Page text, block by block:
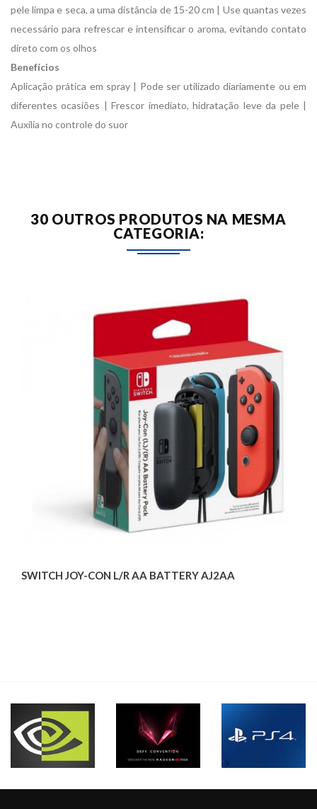
pele limpa e seca, a uma distância de 15-20 cm | Use quantas vezes
necessário para refrescar e intensificar o aroma, evitando contato
direto com os olhos
Benefícios
Aplicação prática em spray | Pode ser utilizado diariamente ou em
diferentes ocasiões | Frescor imediato, hidratação leve da pele |
Auxilia no controle do suor
30 OUTROS PRODUTOS NA MESMA
CATEGORIA:
SWITCH JOY-CON L/R AA BATTERY AJ2AA